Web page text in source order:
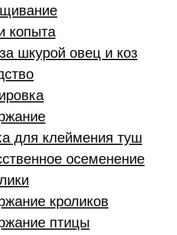
копыта
шкурой овец и коз
для клеймения туш
осеменение
кроликов
птицы